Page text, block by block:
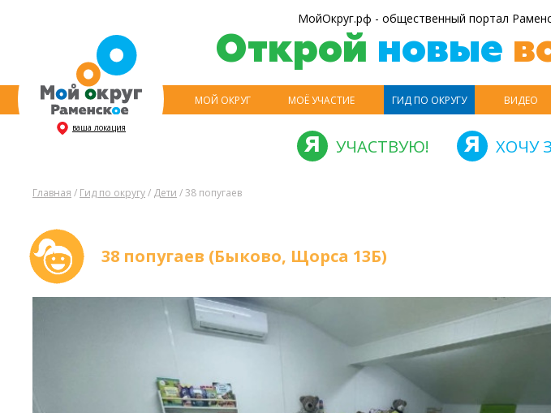
ваша локация
МойОкруг.рф - общественный портал
Открой новые
МОЙ ОКРУГ МОЁ УЧАСТИЕ ГИД ПО ОКРУГУ ВИДЕО
УЧАСТВУЮ! ХОЧУ
Главная / Гид по округу/ Дети / 38 попугаев
38 попугаев (Быково, Щорса 13Б)